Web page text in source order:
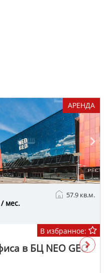
АРЕНДА
/ мес.
57.9 кв.м.
в БЦ NEO GEO
В избранное: